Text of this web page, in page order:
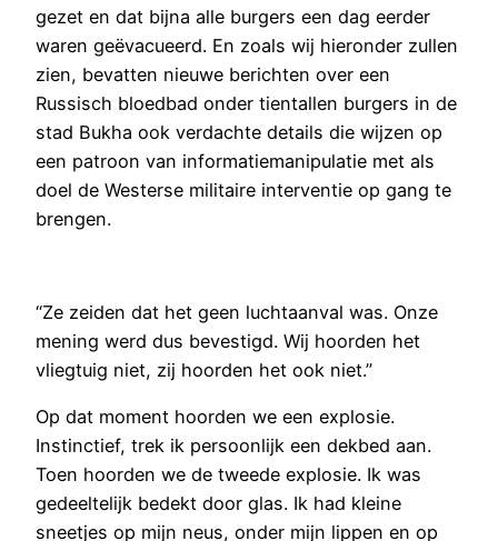
gezet en dat bijna alle burgers een dag eerder
waren geëvacueerd. En zoals wij hieronder zullen
zien, bevatten nieuwe berichten over een
Russisch bloedbad onder tientallen burgers in de
stad Bukha ook verdachte details die wijzen op
een patroon van informatiemanipulatie met als
doel de Westerse militaire interventie op gang te
brengen.
“Ze zeiden dat het geen luchtaanval was. Onze
mening werd dus bevestigd. Wij hoorden het
vliegtuig niet, zij hoorden het ook niet.”
Op dat moment hoorden we een explosie.
Instinctief, trek ik persoonlijk een dekbed aan.
Toen hoorden we de tweede explosie. Ik was
gedeeltelijk bedekt door glas. Ik had kleine
sneetjes op mijn neus, onder mijn lippen en op